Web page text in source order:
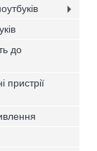
до
пристрії